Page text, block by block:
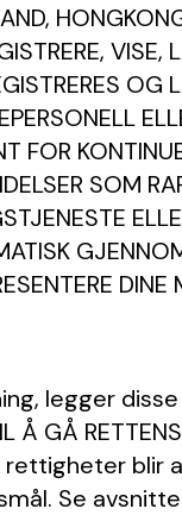
VISE,
OG
FOR
SOM
DINE
legger
Å GÅ
rettigheter blir
Se